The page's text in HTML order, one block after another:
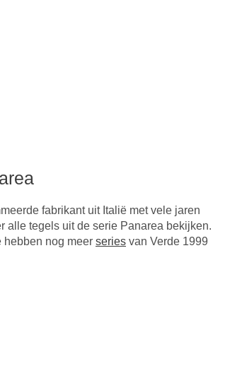
fabrikant uit Italië met vele jaren
alle tegels uit de serie Panarea bekijken.
hebben nog meer series van Verde 1999